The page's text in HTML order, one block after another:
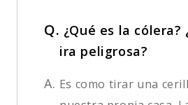
Q. ¿Qué es la cólera?
ira peligrosa?
A. Es como tirar una